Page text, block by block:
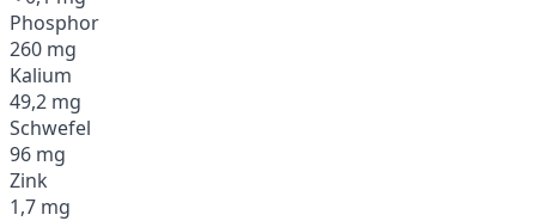
Phosphor
260 mg
Kalium
49,2 mg
Schwefel
96 mg
Zink
1,7 mg